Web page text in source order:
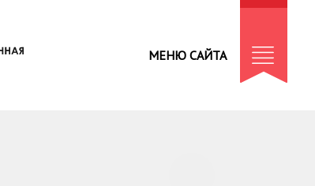
МЕНЮ САЙТА